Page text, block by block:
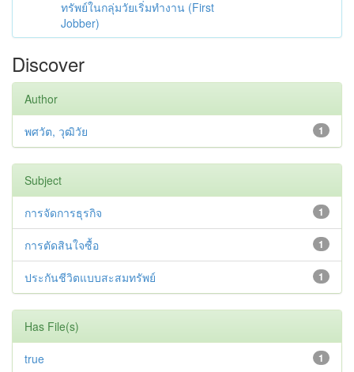
ทรัพย์ในกลุ่มวัยเริ่มทำงาน (First
Jobber)
Discover
Author
1
พศวัต, วุฒิวัย
Subject
1
การจัดการธุรกิจ
1
การตัดสินใจซื้อ
1
ประกันชีวิตแบบสะสมทรัพย์
Has File(s)
1
true